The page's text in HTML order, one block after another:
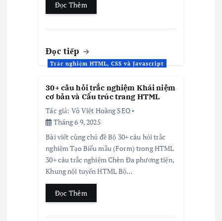
Đọc Thêm
Đọc tiếp
Trắc nghiệm HTML, CSS và Javascript
30+ câu hỏi trắc nghiệm Khái niệm
cơ bản và Cấu trúc trang HTML
Tác giả: Võ Việt Hoàng SEO
Tháng 6 9, 2025
Bài viết cùng chủ đề Bộ 30+ câu hỏi trắc
nghiệm Tạo Biểu mẫu (Form) trong HTML
30+ câu trắc nghiệm Chèn Đa phương tiện,
Khung nội tuyến HTML Bộ…
Đọc Thêm